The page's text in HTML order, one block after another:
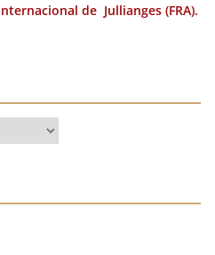
de Jullianges (FRA).